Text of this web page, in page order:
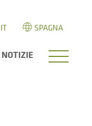
IT SPAGNA
NOTIZIE